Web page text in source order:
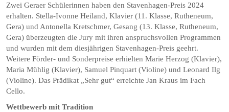
Zwei Geraer Schülerinnen haben den Stavenhagen-Preis 2024
erhalten. Stella-Ivonne Heiland, Klavier (11. Klasse, Rutheneum,
Gera) und Antonella Kretschmer, Gesang (13. Klasse, Rutheneum,
Gera) überzeugten die Jury mit ihren anspruchsvollen Programmen
und wurden mit dem diesjährigen Stavenhagen-Preis geehrt.
Weitere Förder- und Sonderpreise erhielten Marie Herzog (Klavier),
Maria Mühlig (Klavier), Samuel Pinquart (Violine) und Leonard Ilg
(Violine). Das Prädikat „Sehr gut“ erreichte Jan Kraus im Fach
Cello.
Wettbewerb mit Tradition